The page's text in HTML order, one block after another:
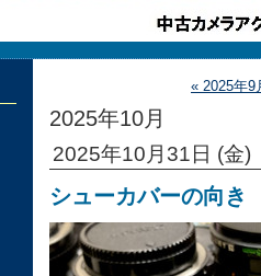
« 2025年9
2025年10月
2025年10月31日 (金)
シューカバーの向き